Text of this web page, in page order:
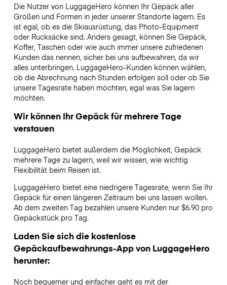
Die Nutzer von LuggageHero können Ihr Gepäck aller
Größen und Formen in jeder unserer Standorte lagern. Es
ist egal, ob es die Skiausrüstung, das Photo-Equipment
oder Rucksäcke sind. Anders gesagt, können Sie Gepäck,
Koffer, Taschen oder wie auch immer unsere zufriedenen
Kunden das nennen, sicher bei uns aufbewahren, da wir
alles unterbringen. LuggageHero-Kunden können wählen,
ob die Abrechnung nach Stunden erfolgen soll oder ob Sie
unsere Tagesrate haben möchten, egal was Sie lagern
möchten.
Wir können Ihr Gepäck für mehrere Tage
verstauen
LuggageHero bietet außerdem die Möglichkeit, Gepäck
mehrere Tage zu lagern, weil wir wissen, wie wichtig
Flexibilität beim Reisen ist.
LuggageHero bietet eine niedrigere Tagesrate, wenn Sie Ihr
Gepäck für einen längeren Zeitraum bei uns lassen wollen.
Ab dem zweiten Tag bezahlen unsere Kunden nur $6.90 pro
Gepäckstück pro Tag.
Laden Sie sich die kostenlose
Gepäckaufbewahrungs-App von LuggageHero
herunter:
Noch bequemer und einfacher geht es mit der